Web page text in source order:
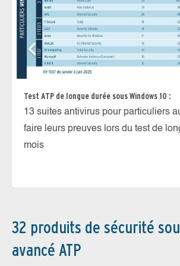
Test ATP de longue durée sous Windows 10 :
13 suites antivirus pour particuliers
faire leurs preuves lors du test de
mois
32 produits de sécurité
avancé ATP